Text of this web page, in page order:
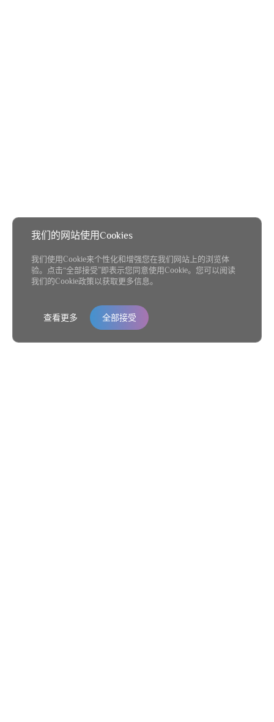
我们的网站使用Cookies
我们使用Cookie来个性化和增强您在我们网站上的浏览体
验。点击“全部接受”即表示您同意使用Cookie。您可以阅读
我们的Cookie政策以获取更多信息。
查看更多 全部接受